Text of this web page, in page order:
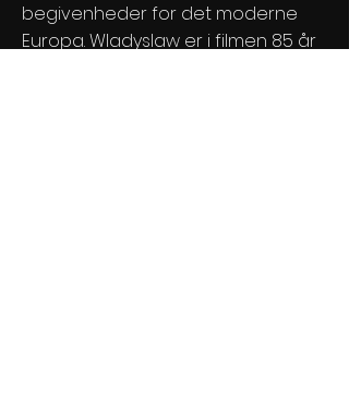
begivenheder for det moderne
Europa. Wladyslaw er i filmen 85 år